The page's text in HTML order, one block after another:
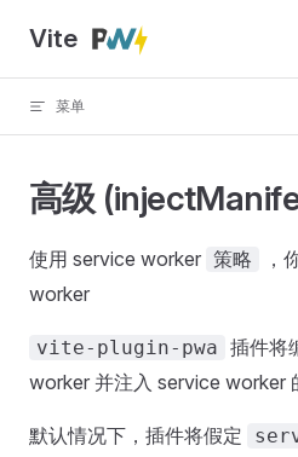
Skip to content
Vite
菜单
高级
使用 service worker 策略
，
worker
vite-plugin-pwa 插件将
worker 并注入 service worker
默认情况下，插件将假定